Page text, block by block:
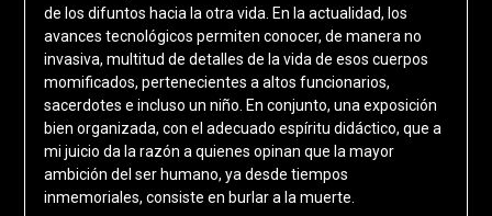
de los difuntos hacia la otra vida. En la actualidad, los
avances tecnológicos permiten conocer, de manera no
invasiva, multitud de detalles de la vida de esos cuerpos
momificados, pertenecientes a altos funcionarios,
sacerdotes e incluso un niño. En conjunto, una exposición
bien organizada, con el adecuado espíritu didáctico, que a
mi juicio da la razón a quienes opinan que la mayor
ambición del ser humano, ya desde tiempos
inmemoriales, consiste en burlar a la muerte.